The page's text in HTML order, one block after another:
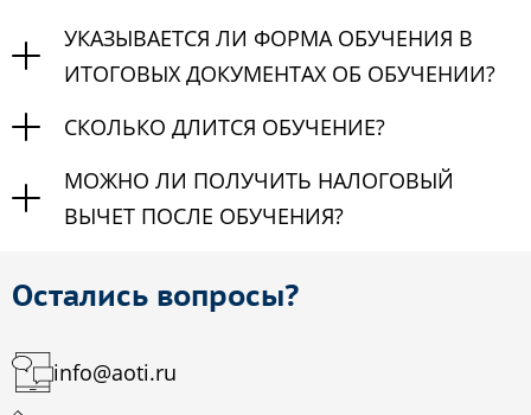
УКАЗЫВАЕТСЯ ЛИ ФОРМА ОБУЧЕНИЯ В
ИТОГОВЫХ ДОКУМЕНТАХ ОБ ОБУЧЕНИИ?
СКОЛЬКО ДЛИТСЯ ОБУЧЕНИЕ?
МОЖНО ЛИ ПОЛУЧИТЬ НАЛОГОВЫЙ
ВЫЧЕТ ПОСЛЕ ОБУЧЕНИЯ?
Остались вопросы?
info@aoti.ru